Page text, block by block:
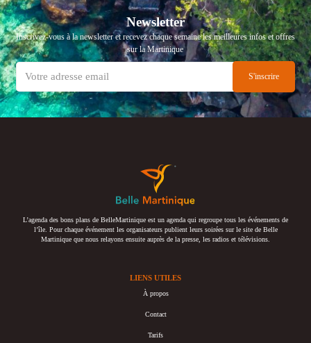
Newsletter
Inscrivez-vous à la newsletter et recevez chaque semaine les meilleures infos et offres
sur la Martinique
L’agenda des bons plans de BelleMartinique est un agenda qui regroupe tous les événements de
l’île. Pour chaque événement les organisateurs publient leurs soirées sur le site de Belle
Martinique que nous relayons ensuite auprès de la presse, les radios et télévisions.
LIENS UTILES
À propos
Contact
Tarifs